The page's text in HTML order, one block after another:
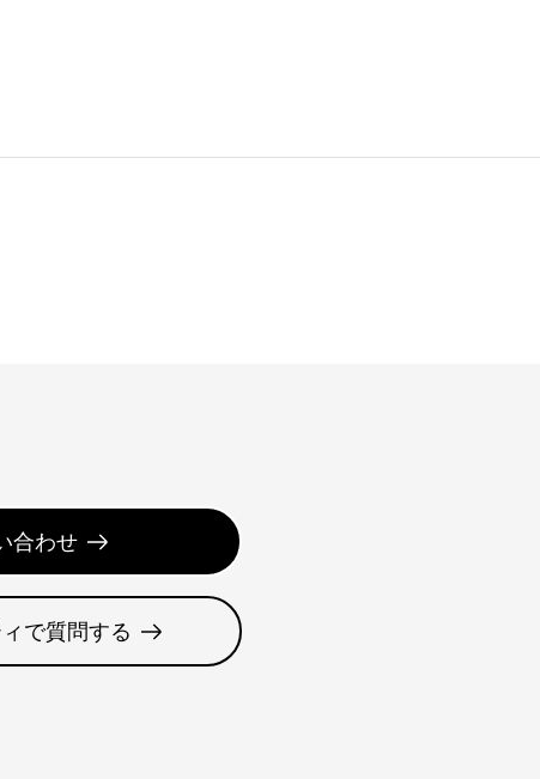
合わせ
で質問する